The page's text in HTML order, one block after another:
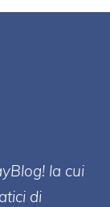
la cui
di